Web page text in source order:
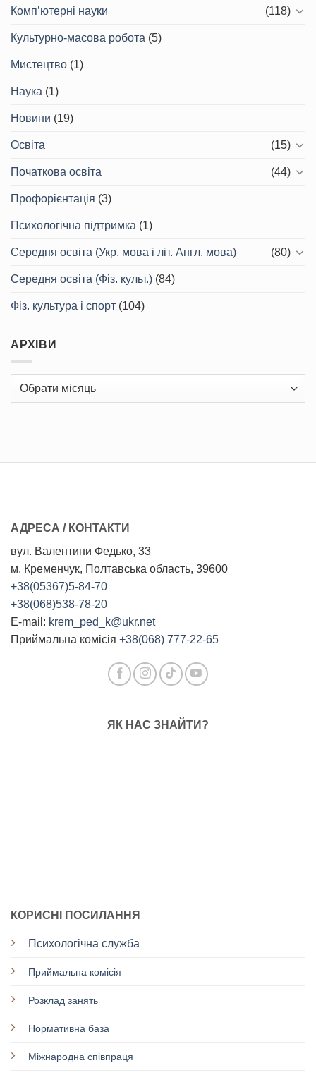
Комп’ютерні науки (118)
Культурно-масова робота (5)
Мистецтво (1)
Наука (1)
Новини (19)
Освіта (15)
Початкова освіта (44)
Профорієнтація (3)
Психологічна підтримка (1)
Середня освіта (Укр. мова і літ. Англ. мова) (80)
Середня освіта (Фіз. культ.) (84)
Фіз. культура і спорт (104)
АРХІВИ
Архіви
АДРЕСА / КОНТАКТИ
вул. Валентини Федько, 33
м. Кременчук, Полтавська область, 39600
+38(05367)5-84-70
+38(068)538-78-20
E-mail: krem_ped_k@ukr.net
Приймальна комісія +38(068) 777-22-65
ЯК НАС ЗНАЙТИ?
КОРИСНІ ПОСИЛАННЯ
Психологічна служба
Приймальна комісія
Розклад занять
Нормативна база
Міжнародна співпраця